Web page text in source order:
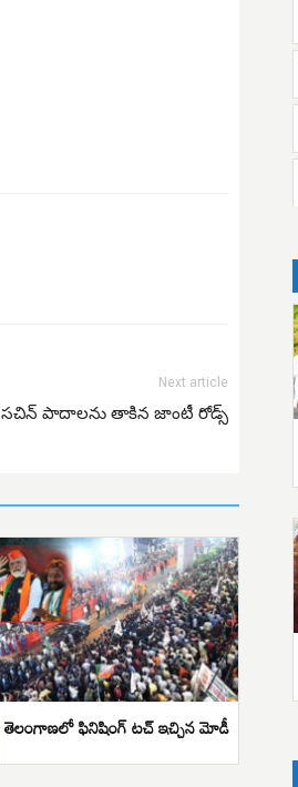
Next article
సచిన్ పాదాలను తాకిన జాంటీ రోడ్స్
తెలంగాణలో ఫినిషింగ్ టచ్ ఇచ్చిన మోడీ